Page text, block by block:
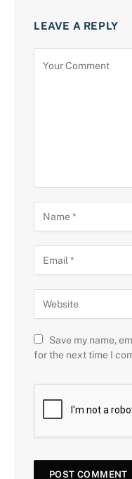
LEAVE A REPLY
Save my name,
for the next time I